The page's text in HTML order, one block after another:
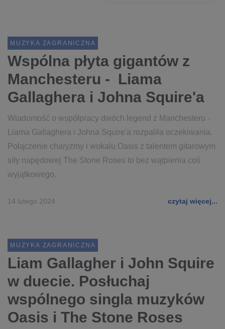
MUZYKA ZAGRANICZNA
Wspólna płyta gigantów z
Manchesteru - Liama
Gallaghera i Johna Squire'a
Wiadomość o współpracy dwóch legend z Manchesteru -
Liama Gallaghera i Johna Squire'a rozpaliła oczekiwania.
Połączenie charyzmy i wokalu Oasis z talentem gitarowym
siły napędowej The Stone Roses to bez wątpienia coś
wyjątkowego.
14 lutego 2024 czytaj więcej...
MUZYKA ZAGRANICZNA
Liam Gallagher i John Squire
w duecie. Posłuchaj
wspólnego singla muzyków
Oasis i The Stone Roses